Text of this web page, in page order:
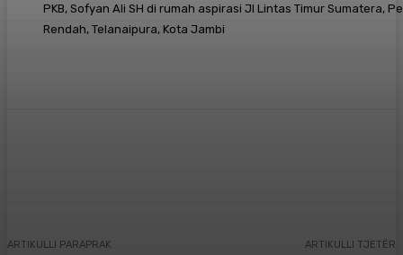
PKB, Sofyan Ali SH di rumah aspirasi Jl Lintas Timur Sumatera,
Rendah, Telanaipura, Kota Jambi
ARTIKULLI PARAPRAK ARTIKULLI TJETËR